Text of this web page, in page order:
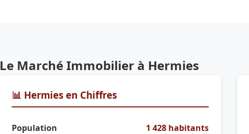
Le Marché Immobilier à Hermies
📊 Hermies en Chiffres
Population 1 428 habitants